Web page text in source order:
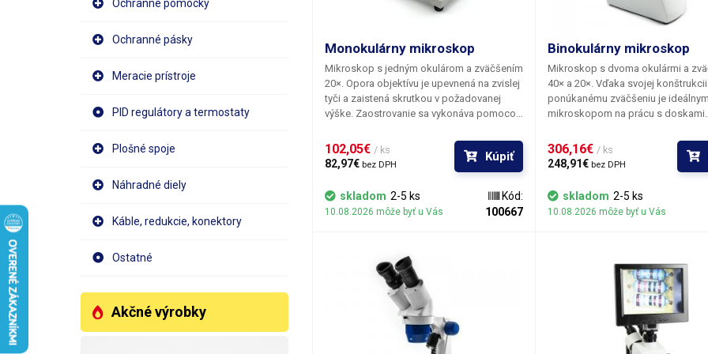
Ochranné pomôcky
Ochranné pásky
Meracie prístroje
PID regulátory a termostaty
Plošné spoje
Náhradné diely
Káble, redukcie, konektory
Ostatné
Akčné výrobky
Monokulárny mikroskop
Mikroskop s jedným okulárom a zväčšením
20×. Opora objektívu je upevnená na zvislej
tyči a zaistená skrutkou v požadovanej
výške. Zaostrovanie sa vykonáva pomocou
Zväčšenie je určené zväčšením objektívu
(2×) a okulára (10×). Zorné pole má priemer
18 mm a pracovná výška objektívu nad
pozorovaným objektom je 24,95 mm.
Mikroskop nie je vybavený osvetlením.
Okulár sa dá otáčať o 360° okolo vertikálnej
102,05€ / ks
82,97€ bez DPH
Kúpiť
skladom 2-5 ks
10.08.2026 môže byť u Vás
Kód:
100667
Binokulárny mikroskop
Mikroskop s dvoma okulármi a
40× a 20×. Vďaka svojej konštrukcii
ponúkanému zväčšeniu je ideálnym
mikroskopom na prácu s doskami
plošných spojov podobných
Spájkovanie alebo oprava dosiek
spojov je možná priamo pod
pretože aj po naostrení bude
hlavica vzdialená 55 mm od
poskytuje priestor pre nástroje.
306,16€ / ks
248,91€ bez DPH
skladom 2-5 ks
10.08.2026 môže byť u Vás